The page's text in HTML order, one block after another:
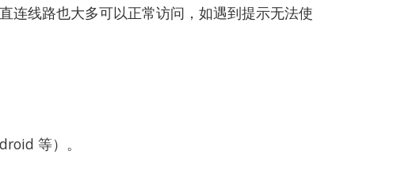
连线路也大多可以正常访问，如遇到提示无法使
等）。